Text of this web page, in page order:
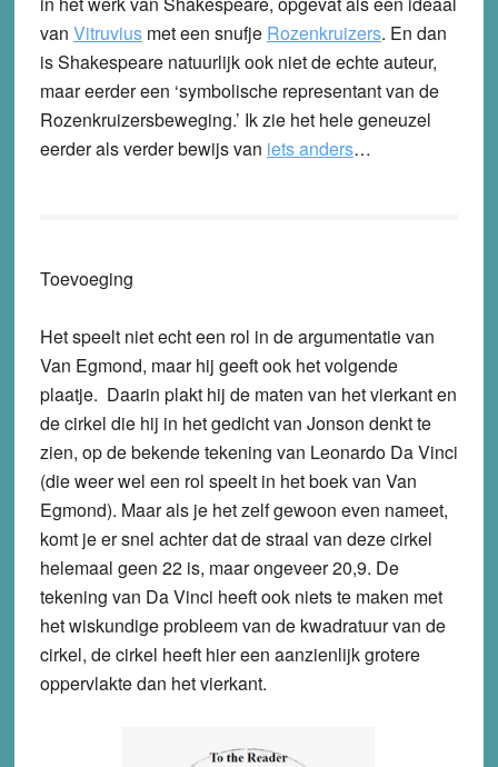
van Vitruviusmet een snufje Rozenkruizers. En dan
is Shakespeare natuurlijk ook niet de echte auteur,
maar eerder een ‘symbolische representant van de
Rozenkruizersbeweging.’ Ik zie het hele geneuzel
eerder als verder bewijs van iets anders…
Toevoeging
Het speelt niet echt een rol in de argumentatie van
Van Egmond, maar hij geeft ook het volgende
plaatje. Daarin plakt hij de maten van het vierkant en
de cirkel die hij in het gedicht van Jonson denkt te
zien, op de bekende tekening van Leonardo Da Vinci
(die weer wel een rol speelt in het boek van Van
Egmond). Maar als je het zelf gewoon even nameet,
komt je er snel achter dat de straal van deze cirkel
helemaal geen 22 is, maar ongeveer 20,9. De
tekening van Da Vinci heeft ook niets te maken met
het wiskundige probleem van de kwadratuur van de
cirkel, de cirkel heeft hier een aanzienlijk grotere
oppervlakte dan het vierkant.